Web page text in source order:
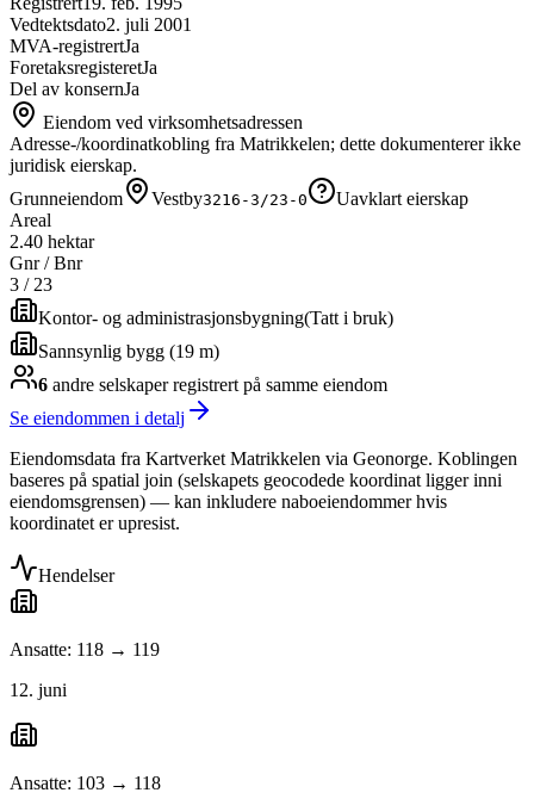
Vedtektsdato2. juli 2001
MVA-registrertJa
ForetaksregisteretJa
Del av konsernJa
Eiendom ved virksomhetsadressen
Adresse-/koordinatkobling fra Matrikkelen; dette dokumenterer ikke
juridisk eierskap.
Grunneiendom
Vestby3216-3/23-0
Uavklart eierskap
Areal
2.40 hektar
Gnr / Bnr
3 /23
Kontor- og administrasjonsbygning(Tatt i bruk)
Sannsynlig bygg (19 m)
6 andre selskaperregistrert på samme eiendom
Se eiendommen i detalj
Eiendomsdata fra Kartverket Matrikkelen via Geonorge. Koblingen
baseres på spatial join (selskapets geocodede koordinat ligger inni
eiendomsgrensen) — kan inkludere naboeiendommer hvis
koordinatet er upresist.
Hendelser
Ansatte: 118 → 119
12. juni
Ansatte: 103 → 118